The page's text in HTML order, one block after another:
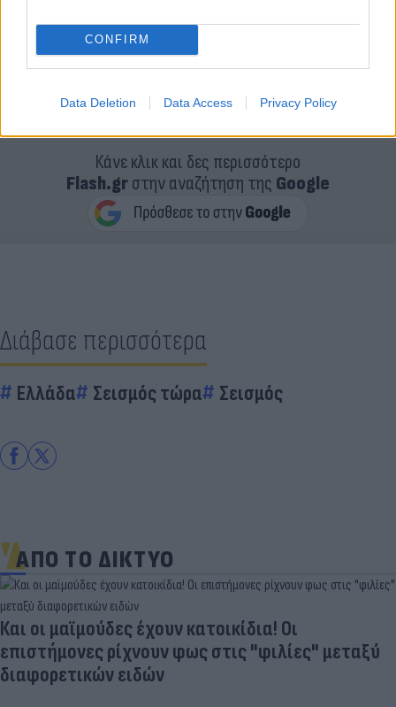
CONFIRM
Data Deletion Data Access Privacy Policy
Κάνε κλικ και δες περισσότερο
Flash.grστην αναζήτηση της Google
Διάβασε περισσότερα
Ελλάδα Σεισμός τώρα Σεισμός
ΑΠΟ ΤΟ ΔΙΚΤΥΟ
Και οι μαϊμούδες έχουν κατοικίδια! Οι
επιστήμονες ρίχνουν φως στις "φιλίες" μεταξύ
διαφορετικών ειδών